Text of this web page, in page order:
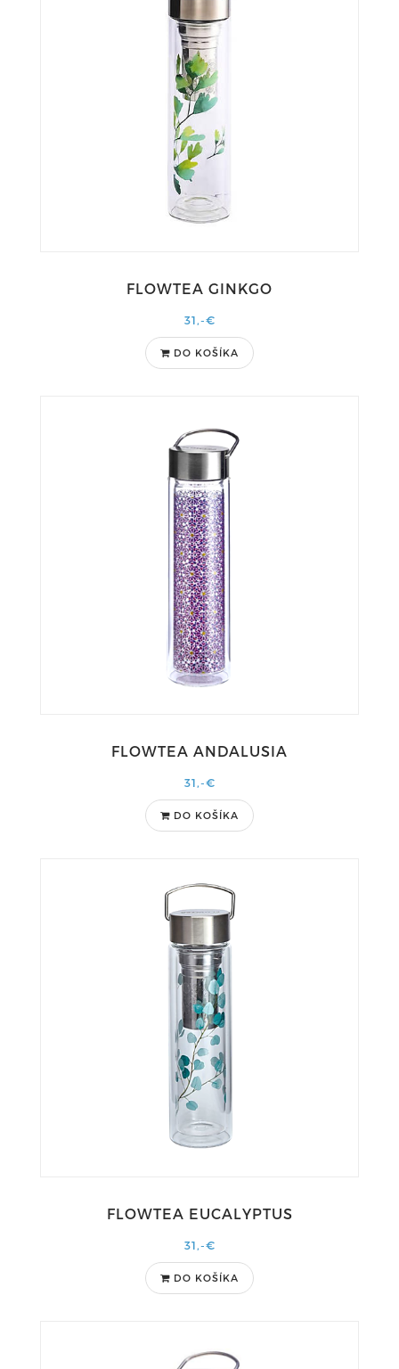
FLOWTEA GINKGO
31,-€
DO KOŠÍKA
FLOWTEA ANDALUSIA
31,-€
DO KOŠÍKA
FLOWTEA EUCALYPTUS
31,-€
DO KOŠÍKA